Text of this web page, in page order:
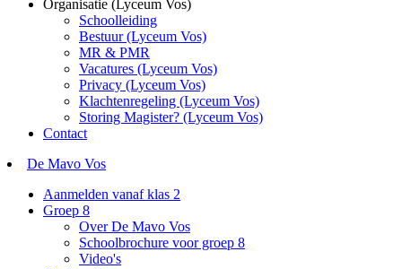
Organisatie (Lyceum Vos)
Schoolleiding
Bestuur (Lyceum Vos)
MR & PMR
Vacatures (Lyceum Vos)
Privacy (Lyceum Vos)
Klachtenregeling (Lyceum Vos)
Storing Magister? (Lyceum Vos)
Contact
De Mavo Vos
Aanmelden vanaf klas 2
Groep 8
Over De Mavo Vos
Schoolbrochure voor groep 8
Video's